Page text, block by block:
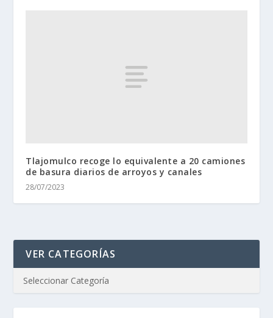
Tlajomulco recoge lo equivalente a 20 camiones
de basura diarios de arroyos y canales
28/07/2023
VER CATEGORÍAS